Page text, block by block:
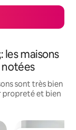
maisons
sont très bien
propreté et bien